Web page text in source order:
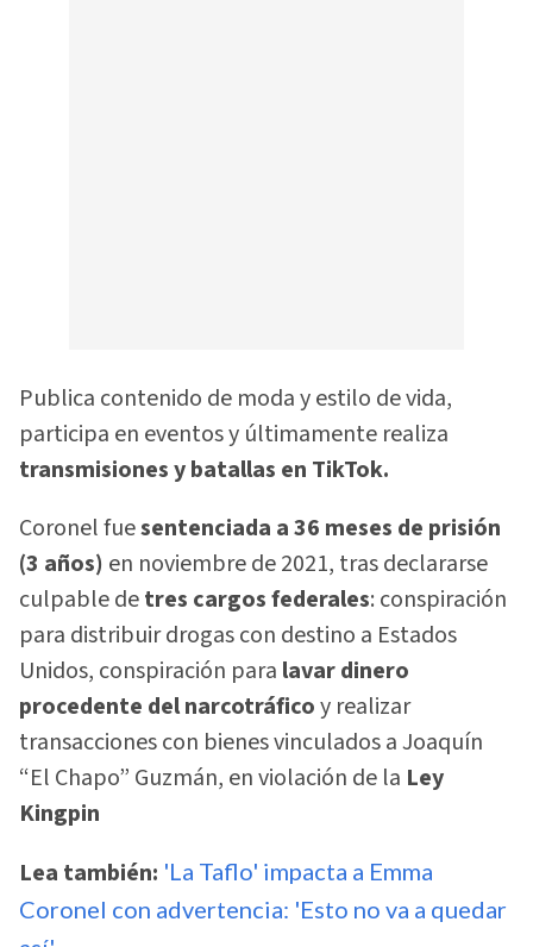
Publica contenido de moda y estilo de vida,
participa en eventos y últimamente realiza
transmisiones y batallas en TikTok.
Coronel fuesentenciada a 36 meses de prisión
(3 años) en noviembre de 2021, tras declararse
culpable detres cargos federales: conspiración
para distribuir drogas con destino a Estados
Unidos, conspiración para lavar dinero
procedente del narcotráficoy realizar
transacciones con bienes vinculados a Joaquín
“El Chapo” Guzmán, en violación de la Ley
Kingpin
Lea también: 'La Taflo' impacta a Emma
Coronel con advertencia: 'Esto no va a quedar